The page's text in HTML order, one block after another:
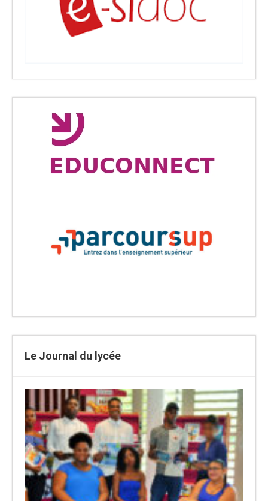
Le Journal du lycée